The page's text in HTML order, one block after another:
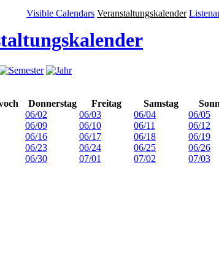
Visible Calendars Veranstaltungskalender
Donnerstag Freitag Samstag
06/02 06/03 06/04
06/05
06/09 06/10 06/11
06/12
06/16 06/17 06/18
06/19
06/23 06/24 06/25
06/26
06/30 07/01 07/02 07/03